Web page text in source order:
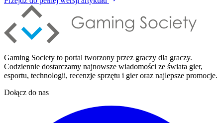
Gaming Society to portal tworzony przez graczy dla graczy.
Codziennie dostarczamy najnowsze wiadomości ze świata gier,
esportu, technologii, recenzje sprzętu i gier oraz najlepsze promocje.
Dołącz do nas